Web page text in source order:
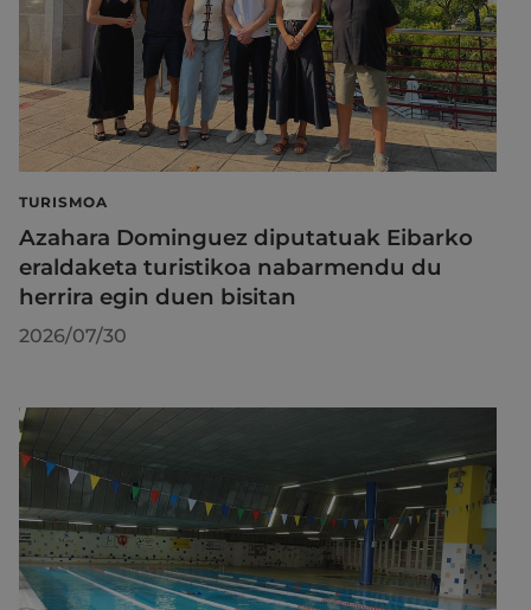
TURISMOA
Azahara Dominguez diputatuak Eibarko
eraldaketa turistikoa nabarmendu du
herrira egin duen bisitan
2026/07/30